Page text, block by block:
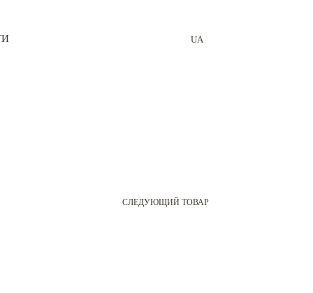
UA
СЛЕДУЮЩИЙ ТОВАР